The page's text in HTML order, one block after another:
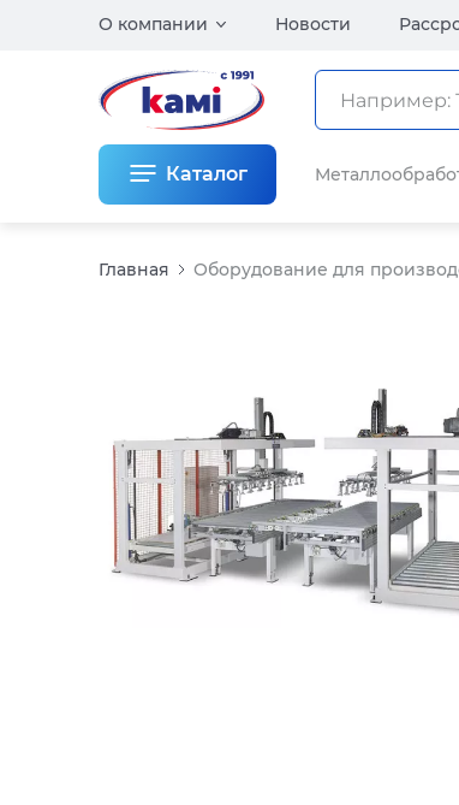
О компании Новости
Каталог
Главная Оборудование для